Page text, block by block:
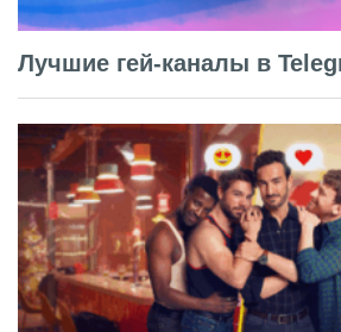
Лучшие гей-каналы в